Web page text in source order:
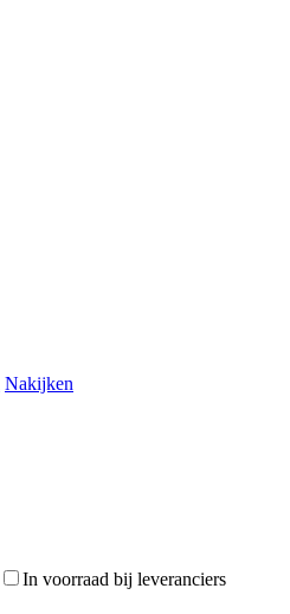
Nakijken
In voorraad bij leveranciers